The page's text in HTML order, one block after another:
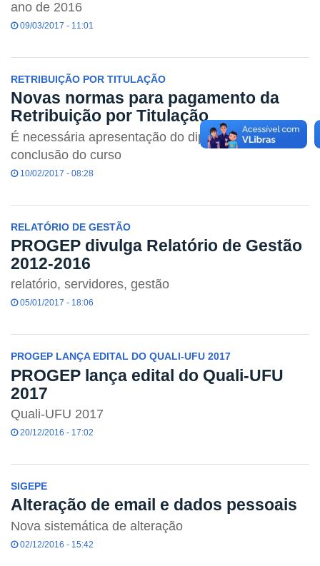
ano de 2016
09/03/2017 - 11:01
RETRIBUIÇÃO POR TITULAÇÃO
Novas normas para pagamento da
Retribuição por Titulação
É necessária apresentação do diploma de
conclusão do curso
10/02/2017 - 08:28
RELATÓRIO DE GESTÃO
PROGEP divulga Relatório de Gestão
2012-2016
relatório, servidores, gestão
05/01/2017 - 18:06
PROGEP LANÇA EDITAL DO QUALI-UFU 2017
PROGEP lança edital do Quali-UFU
2017
Quali-UFU 2017
20/12/2016 - 17:02
SIGEPE
Alteração de email e dados pessoais
Nova sistemática de alteração
02/12/2016 - 15:42